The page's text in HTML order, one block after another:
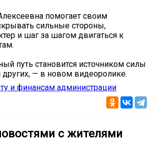
помогает своим
сильные стороны,
и шаг за шагом двигаться к
путь становится источником силы
— в новом видеоролике.
и финансам администрации
с жителями